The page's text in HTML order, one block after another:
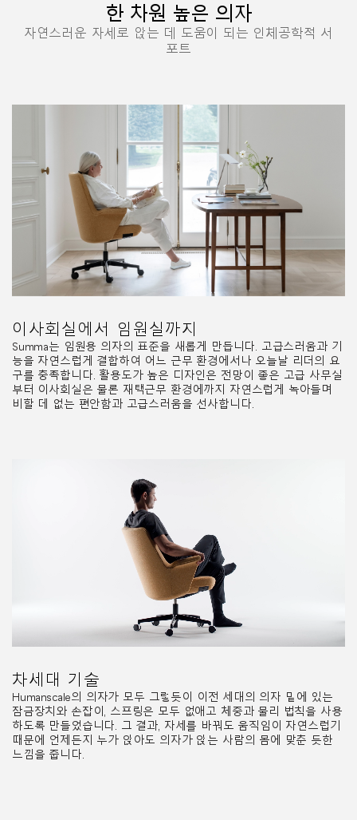
한 차원 높은 의자
자연스러운 자세로 앉는 데 도움이 되는 인체공학적 서
포트
이사회실에서 임원실까지
Summa는 임원용 의자의 표준을 새롭게 만듭니다. 고급스러움과 기
능을 자연스럽게 결합하여 어느 근무 환경에서나 오늘날 리더의 요
구를 충족합니다. 활용도가 높은 디자인은 전망이 좋은 고급 사무실
부터 이사회실은 물론 재택근무 환경에까지 자연스럽게 녹아들며
비할 데 없는 편안함과 고급스러움을 선사합니다.
차세대 기술
Humanscale의 의자가 모두 그렇듯이 이전 세대의 의자 밑에 있는
잠금장치와 손잡이, 스프링은 모두 없애고 체중과 물리 법칙을 사용
하도록 만들었습니다. 그 결과, 자세를 바꿔도 움직임이 자연스럽기
때문에 언제든지 누가 앉아도 의자가 앉는 사람의 몸에 맞춘 듯한
느낌을 줍니다.